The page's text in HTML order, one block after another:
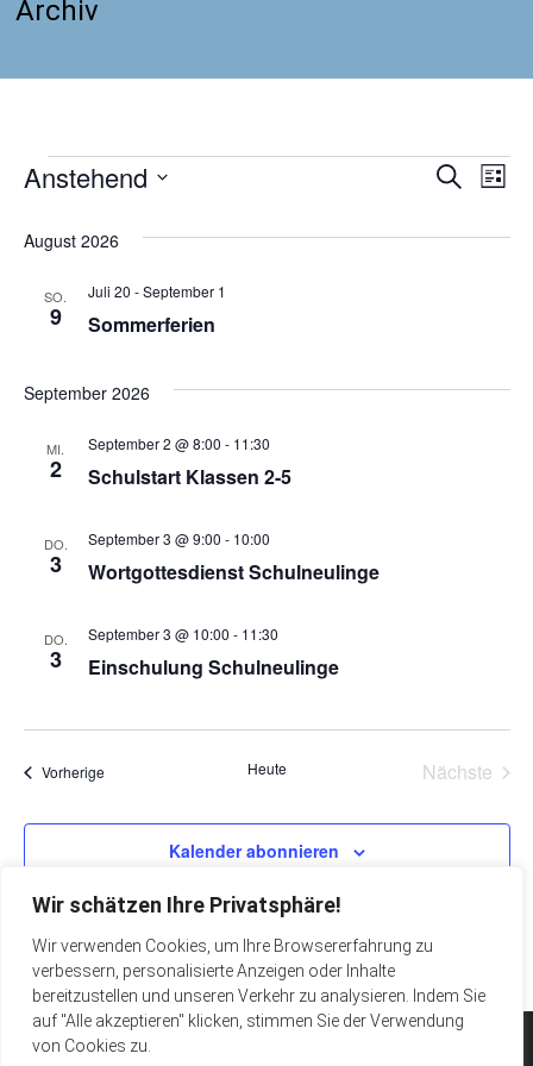
Wir schätzen Ihre Privatsphäre!
Wir verwenden Cookies, um Ihre Browsererfahrung zu
verbessern, personalisierte Anzeigen oder Inhalte
bereitzustellen und unseren Verkehr zu analysieren. Indem Sie
auf "Alle akzeptieren" klicken, stimmen Sie der Verwendung
von Cookies zu.
Archiv
Veranstaltungen
Suche
Suche
Liste
Anstehend
wählen.
August 2026
SO.
9 Sommerferien
Juli 20 -September 1
September 2026
MI.
2 Schulstart Klassen 2-5
September 2 @ 8:00 - 11:30
DO.
3 Wortgottesdienst Schulneulinge
September 3 @ 9:00 - 10:00
DO.
3 Einschulung Schulneulinge
September 3 @ 10:00 - 11:30
VorherigeVeranstaltungen Heute
Nächste
Kalender abonnieren